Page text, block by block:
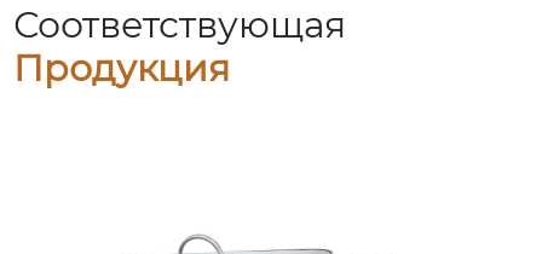
Соответствующая
Продукция